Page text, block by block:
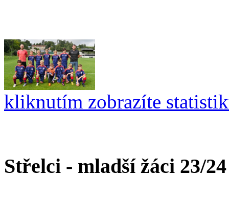
kliknutím zobrazíte
Střelci - mladší žáci 23/24